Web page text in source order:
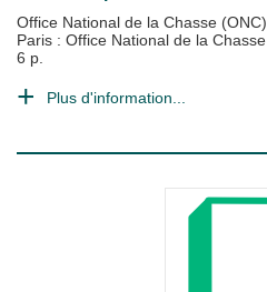
Office National de la Chasse (ONC)
Paris : Office National de la Chasse
6 p.
Plus d'information...